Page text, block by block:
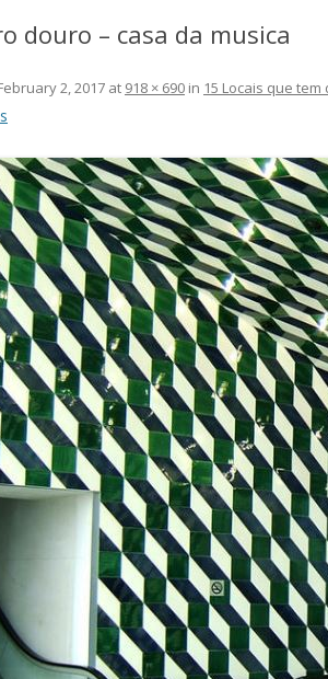
douro – casa da musica
2, 2017 at 918 × 690 in 15 Locais que